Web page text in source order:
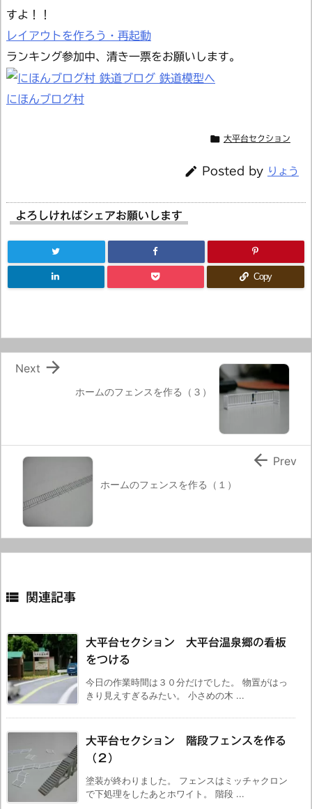
すよ！！
レイアウトを作ろう・再起動
ランキング参加中、清き一票をお願いします。
にほんブログ村
 大平台セクション
 Posted by りょう
よろしければシェアお願いします
Copy
ホームのフェンスを作る（３）

Next
ホームのフェンスを作る（１）
 Prev
 関連記事
大平台セクション 大平台温泉郷の看板
をつける
今日の作業時間は３０分だけでした。 物置がはっ
きり見えすぎるみたい。 小さめの木 ...
大平台セクション 階段フェンスを作る
（２）
塗装が終わりました。 フェンスはミッチャクロン
で下処理をしたあとホワイト。 階段 ...